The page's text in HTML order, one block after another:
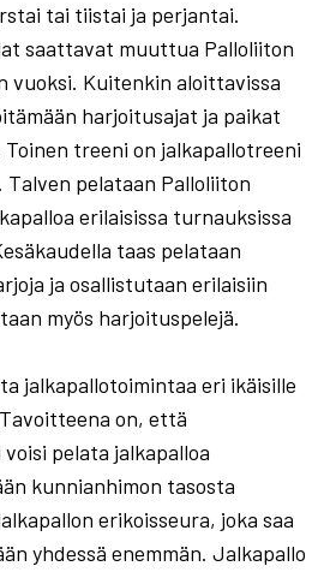
tai tiistai ja perjantai.
saattavat muuttua Palloliiton
vuoksi. Kuitenkin aloittavissa
harjoitusajat ja paikat
treeni on jalkapallotreeni
pelataan Palloliiton
erilaisissa turnauksissa
taas pelataan
ja osallistutaan erilaisiin
myös harjoituspelejä.
jalkapallotoimintaa eri ikäisille
on, että
pelata jalkapalloa
kunnianhimon tasosta
erikoisseura, joka saa
yhdessä enemmän. Jalkapallo